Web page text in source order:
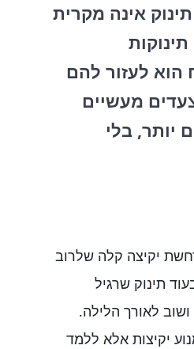
אינה מקרית
הוא לעזור להם
מעשיים
יותר, בלי
יקיצה קלה שלרוב
תינוק שרגיל
לאורך הלילה.
יקיצות אלא ללמד